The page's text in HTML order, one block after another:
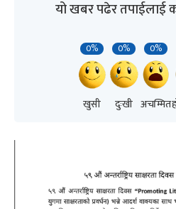
यो खबर पढेर तपाईलाई
0%
खुसी
0%
दुःखी
0%
अचम्मित